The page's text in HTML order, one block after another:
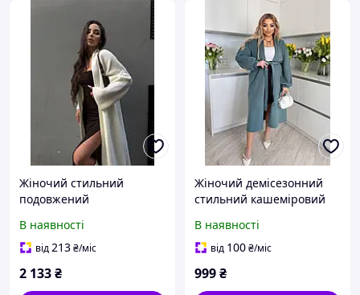
Жіночий стильний
подовжений
повсякденний кардиган
42-46
В наявності
від213₴/міс
2 133₴
Жіночий демісезонний
стильний кашеміровий
сіро-блакитного кольору
42-54 56-70
В наявності
від 100₴/міс
999₴